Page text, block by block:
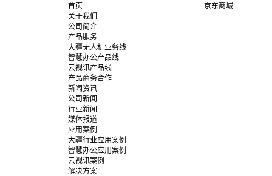
首页
关于我们
公司简介
产品服务
大疆无人机业务线
智慧办公产品线
云视讯产品线
产品商务合作
新闻资讯
公司新闻
行业新闻
媒体报道
应用案例
大疆行业应用案例
智慧办公应用案例
云视讯案例
解决方案
京东商城